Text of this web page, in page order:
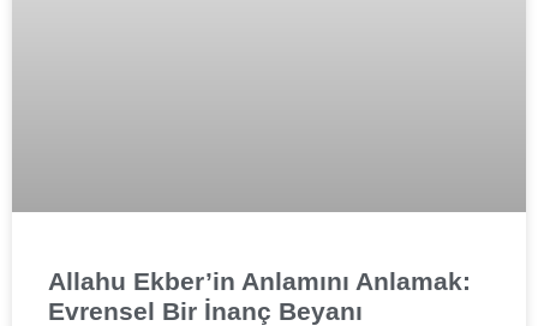
Allahu Ekber’in Anlamını Anlamak:
Evrensel Bir İnanç Beyanı